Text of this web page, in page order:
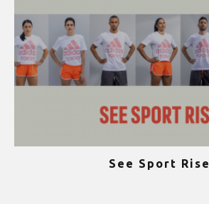
See Sport Rise